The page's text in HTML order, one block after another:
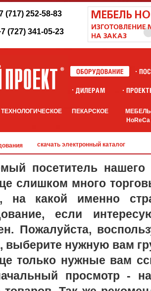
(717) 252-58-83
(727) 341-05-23
ТЕХНОЛОГИЧЕСКОЕ ПЕКАРСКОЕ
МЕБЕЛЬ
HoReCa
скачать электронный каталог
посетитель
слишком много
на какой именно
если
Пожалуйста,
выберите нужную вам
только нужные вам
просмотр -